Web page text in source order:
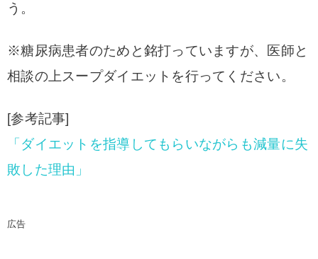
う。
※糖尿病患者のためと銘打っていますが、医師と
相談の上スープダイエットを行ってください。
[参考記事]
「ダイエットを指導してもらいながらも減量に失
敗した理由」
広告